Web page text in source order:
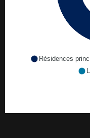
Résidences